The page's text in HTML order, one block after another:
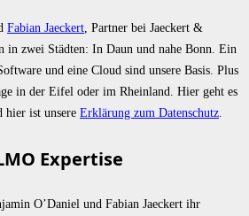
Fabian Jaeckert, Partner bei Jaeckert &
in zwei Städten: In Daun und nahe Bonn. Ein
und eine Cloud sind unsere Basis. Plus
in der Eifel oder im Rheinland. Hier geht es
hier ist unsere Erklärung zum Datenschutz.
Expertise
O’Daniel und Fabian Jaeckert ihr